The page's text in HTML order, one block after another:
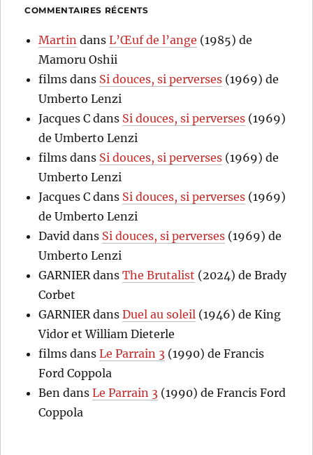
COMMENTAIRES RÉCENTS
Martin dansL’Œuf de l’ange (1985) de
Mamoru Oshii
films dans Si douces, si perverses (1969) de
Umberto Lenzi
Jacques C dans Si douces, si perverses (1969)
de Umberto Lenzi
films dans Si douces, si perverses (1969) de
Umberto Lenzi
Jacques C dans Si douces, si perverses (1969)
de Umberto Lenzi
David dans Si douces, si perverses (1969) de
Umberto Lenzi
GARNIER dansThe Brutalist (2024) de Brady
Corbet
GARNIER dansDuel au soleil (1946) de King
Vidor et William Dieterle
films dansLe Parrain 3 (1990) de Francis
Ford Coppola
Ben dansLe Parrain 3 (1990) de Francis Ford
Coppola